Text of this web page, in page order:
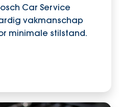
Car Service
vakmanschap
minimale stilstand.